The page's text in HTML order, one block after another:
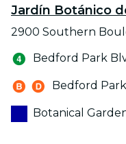
Jardín Botánico
2900 Southern
Bedford Park
Bedford
Botanical